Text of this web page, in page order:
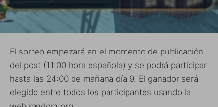
El sorteo empezará en el momento de publicación
del post (11:00 hora española) y se podrá participar
hasta las 24:00 de mañana día 9. El ganador será
elegido entre todos los participantes usando la